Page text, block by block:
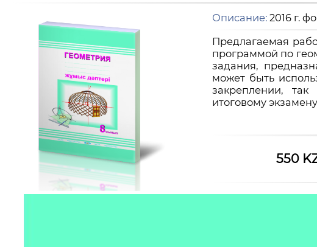
Описание: 2016 г.
Предлагаемая
программой по
задания,
может быть
закреплении,
итоговому
550